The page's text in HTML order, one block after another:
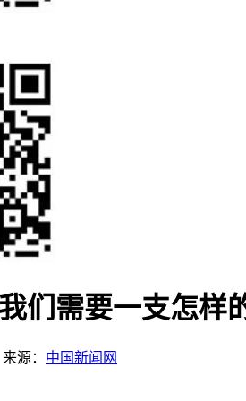
们需要一支怎样
源： 中国新闻网